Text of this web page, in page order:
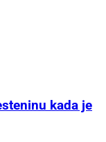
kada je